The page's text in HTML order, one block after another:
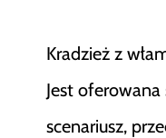
Kradzież z
Jest
scenariusz,